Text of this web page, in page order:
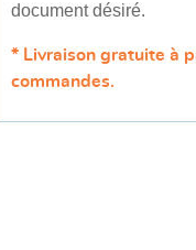
document désiré.
* Livraison gratuite à
commandes.